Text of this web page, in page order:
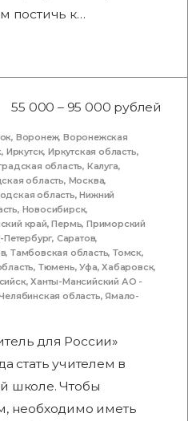
постичь к…
55 000 – 95 000 рублей
, Воронеж,Воронежская
, Иркутск,Иркутская область,
область, Калуга,
область, Москва,
область,Нижний
, Новосибирск,
край,Пермь,Приморский
Петербург, Саратов,
,Тамбовская область,Томск,
, Тюмень,Уфа,Хабаровск,
,Ханты-Мансийский АО -
область,Ямало-
для России»
стать учителем в
школе. Чтобы
необходимо иметь